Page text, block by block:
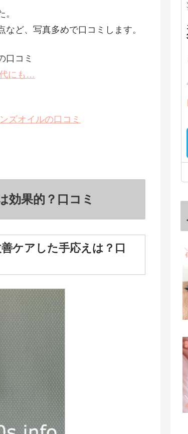
ど、写真多めで口コミします。
口コミ
にも…
ズオイルの口コミ
効果的？口コミ
ケアした手応えは？口